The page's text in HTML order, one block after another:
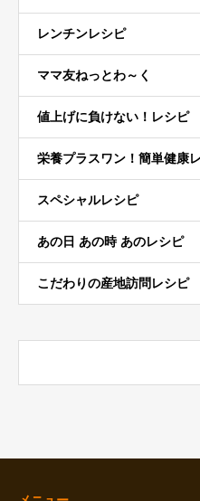
レンチンレシピ
ママ友ねっとわ～く
値上げに負けない！レシピ
栄養プラスワン！簡単健康
スペシャルレシピ
あの日 あの時 あのレシピ
こだわりの産地訪問レシピ